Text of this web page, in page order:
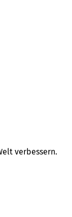
verbessern.